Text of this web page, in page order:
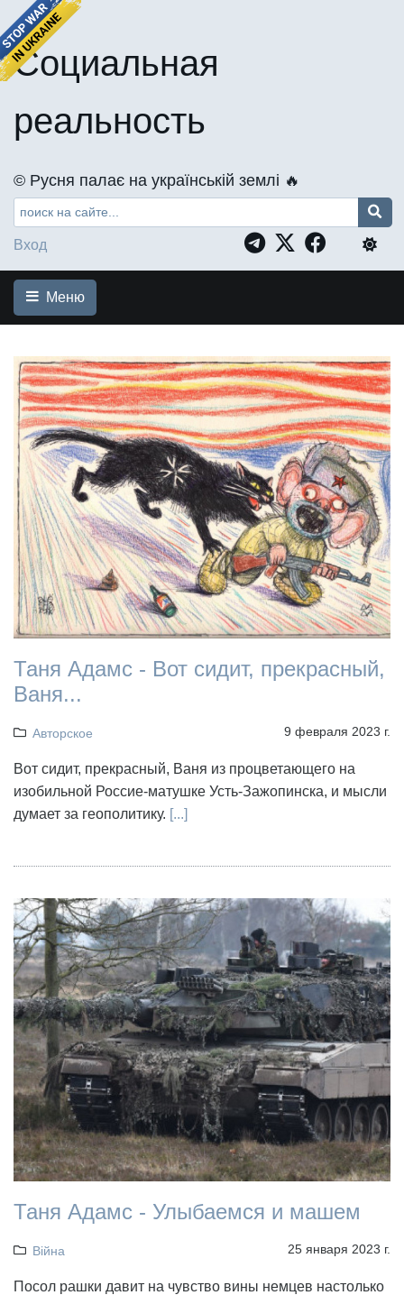
Социальная
реальность
©️ Русня палає на українській землі 🔥
Вход
Меню
Таня Адамс - Вот сидит, прекрасный,
Ваня...
Авторское 9 февраля 2023 г.
Вот сидит, прекрасный, Ваня из процветающего на
изобильной Россие-матушке Усть-Зажопинска, и мысли
думает за геополитику. [...]
Таня Адамс - Улыбаемся и машем
Війна 25 января 2023 г.
Посол рашки давит на чувство вины немцев настолько